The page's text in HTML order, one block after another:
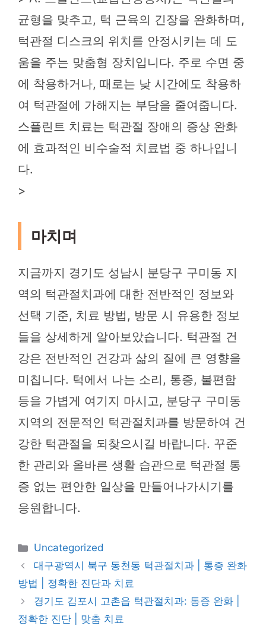
균형을 맞추고, 턱 근육의 긴장을 완화하며,
턱관절 디스크의 위치를 안정시키는 데 도
움을 주는 맞춤형 장치입니다. 주로 수면 중
에 착용하거나, 때로는 낮 시간에도 착용하
여 턱관절에 가해지는 부담을 줄여줍니다.
스플린트 치료는 턱관절 장애의 증상 완화
에 효과적인 비수술적 치료법 중 하나입니
다.
>
마치며
지금까지 경기도 성남시 분당구 구미동 지
역의 턱관절치과에 대한 전반적인 정보와
선택 기준, 치료 방법, 방문 시 유용한 정보
들을 상세하게 알아보았습니다. 턱관절 건
강은 전반적인 건강과 삶의 질에 큰 영향을
미칩니다. 턱에서 나는 소리, 통증, 불편함
등을 가볍게 여기지 마시고, 분당구 구미동
지역의 전문적인 턱관절치과를 방문하여 건
강한 턱관절을 되찾으시길 바랍니다. 꾸준
한 관리와 올바른 생활 습관으로 턱관절 통
증 없는 편안한 일상을 만들어나가시기를
응원합니다.
카
테
고
리
Uncategorized
대구광역시 북구 동천동 턱관절치과 | 통증 완화
방법 | 정확한 진단과 치료
경기도 김포시 고촌읍 턱관절치과: 통증 완화 |
정확한 진단 | 맞춤 치료